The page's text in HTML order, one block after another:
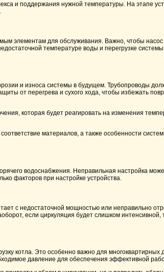
и поддержания нужной температуры. На этапе
элементам для обслуживания. Важно, чтобы
температуре воды и перегрузке
и износа системы в будущем. Трубопроводы
от перегрева и сухого хода, чтобы избежать
которая будет реагировать на изменения
материалов, а также особенности
водоснабжения. Неправильная настройка
факторов при настройке устройства.
с недостаточной мощностью или неправильно
если циркуляция будет слишком
котла. Это особенно важно для
давление для обеспечения эффективной